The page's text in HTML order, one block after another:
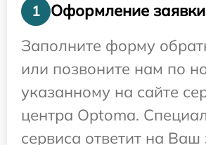
1
Оформление заявки
Заполните форму
или позвоните нам по
указанному на сайте
центра Optoma.
сервиса ответит на Ваш